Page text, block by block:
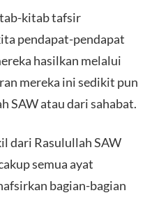
kitab tafsir
pendapat-pendapat
hasilkan melalui
mereka ini sedikit pun
SAW atau dari sahabat.
dari Rasulullah SAW
semua ayat
bagian-bagian